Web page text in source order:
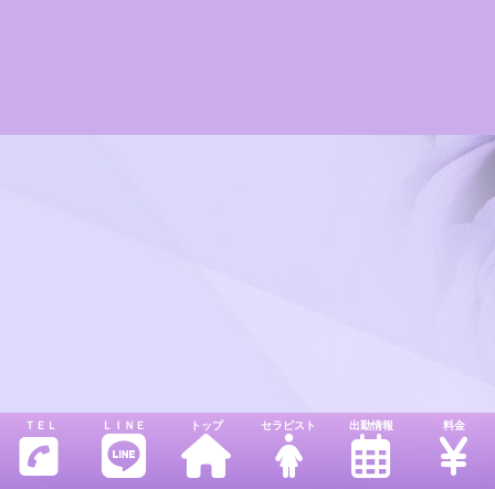
ＴＥＬ ＬＩＮＥ トップ セラピスト 出勤情報 料金